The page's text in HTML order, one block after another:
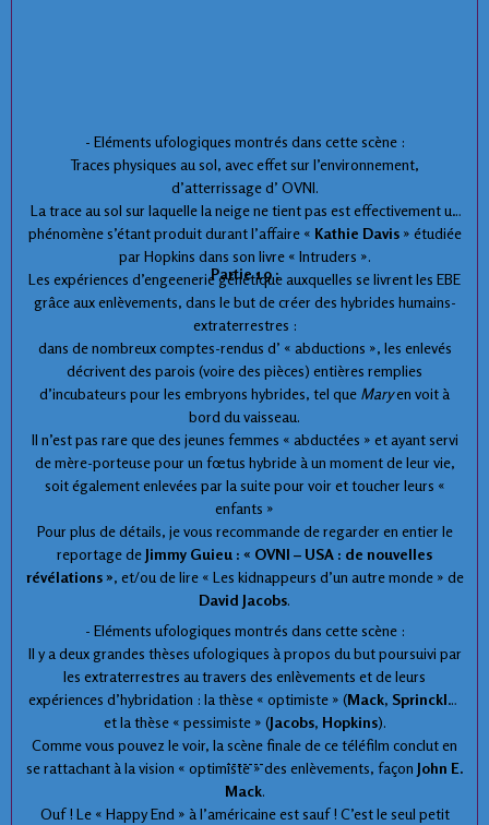
- Eléments ufologiques montrés dans cette scène :
Traces physiques au sol, avec effet sur l’environnement,
d’atterrissage d’ OVNI.
La trace au sol sur laquelle la neige ne tient pas est effectivement un
phénomène s’étant produit durant l’affaire « Kathie Davis» étudiée
par Hopkins dans son livre « Intruders ».
Les expériences d’engeenerie génétique auxquelles se livrent les EBE
grâce aux enlèvements, dans le but de créer des hybrides humains-
extraterrestres :
dans de nombreux comptes-rendus d’ « abductions », les enlevés
décrivent des parois (voire des pièces) entières remplies
d’incubateurs pour les embryons hybrides, tel que Maryen voit à
bord du vaisseau.
Il n’est pas rare que des jeunes femmes « abductées » et ayant servi
de mère-porteuse pour un fœtus hybride à un moment de leur vie,
soit également enlevées par la suite pour voir et toucher leurs «
enfants »
Pour plus de détails, je vous recommande de regarder en entier le
reportage de Jimmy Guieu : « OVNI – USA : de nouvelles
révélations », et/ou de lire « Les kidnappeurs d’un autre monde » de
David Jacobs.
Partie 19 :
- Eléments ufologiques montrés dans cette scène :
Il y a deux grandes thèses ufologiques à propos du but poursuivi par
les extraterrestres au travers des enlèvements et de leurs
expériences d’hybridation : la thèse « optimiste » (Mack, Sprinckle)
et la thèse « pessimiste » (Jacobs, Hopkins).
Comme vous pouvez le voir, la scène finale de ce téléfilm conclut en
se rattachant à la vision « optimiste » des enlèvements, façon John E.
Mack.
Ouf ! Le « Happy End » à l’américaine est sauf ! C’est le seul petit
-------